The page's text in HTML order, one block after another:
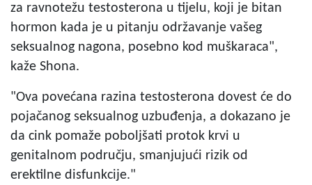
za ravnotežu testosterona u tijelu, koji je bitan
hormon kada je u pitanju održavanje vašeg
seksualnog nagona, posebno kod muškaraca",
kaže Shona.
"Ova povećana razina testosterona dovest će do
pojačanog seksualnog uzbuđenja, a dokazano je
da cink pomaže poboljšati protok krvi u
genitalnom području, smanjujući rizik od
erektilne disfunkcije."